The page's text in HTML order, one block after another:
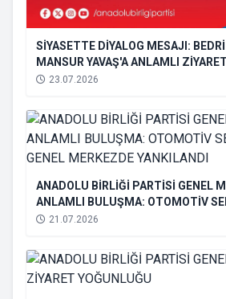
SİYASETTE DİYALOG MESAJI:
MANSUR YAVAŞ'A ANLAMLI ZİYARET
23.07.2026
ANADOLU BİRLİĞİ PARTİSİ GENEL
ANLAMLI BULUŞMA: OTOMOTİV
GENEL MERKEZDE YANKILANDI
21.07.2026